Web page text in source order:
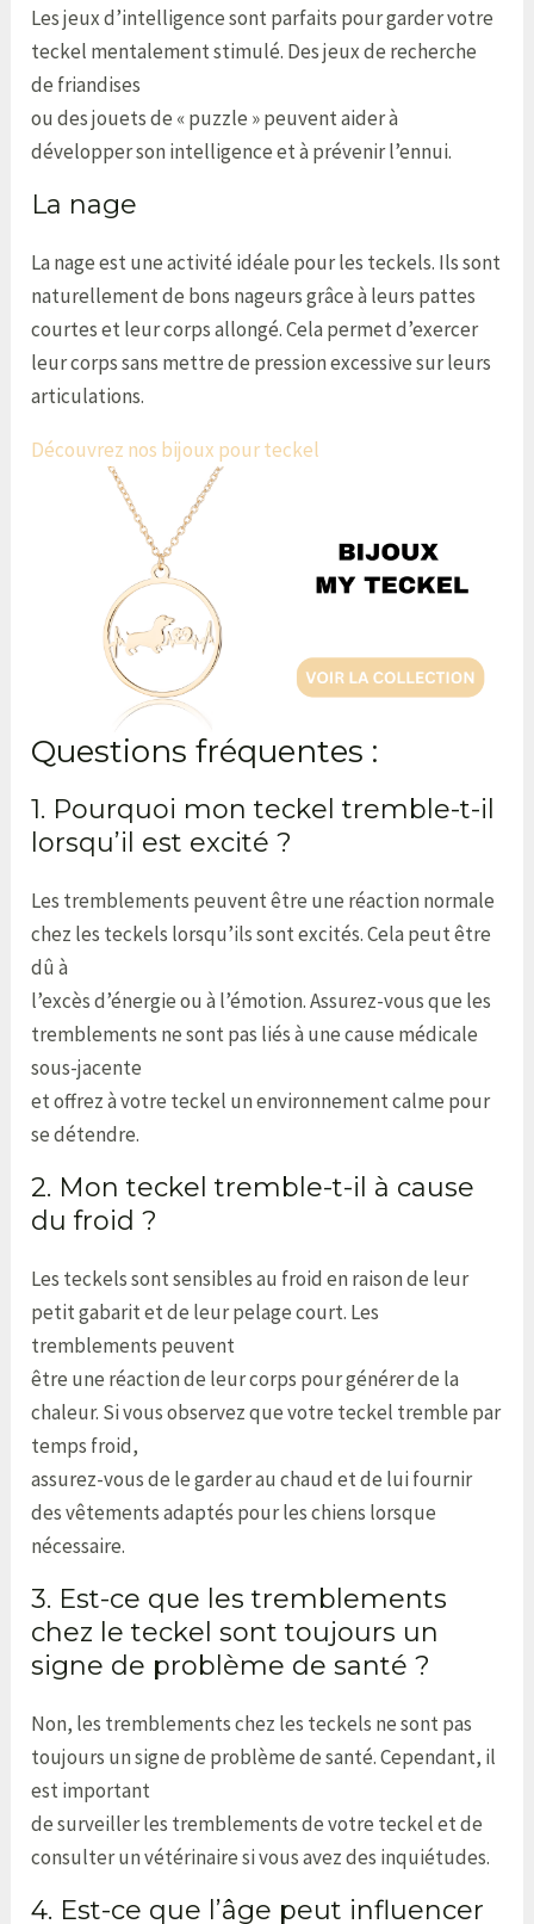
Les jeux d’intelligence sont parfaits pour garder votre
teckel mentalement stimulé. Des jeux de recherche
de friandises
ou des jouets de « puzzle » peuvent aider à
développer son intelligence et à prévenir l’ennui.
La nage
La nage est une activité idéale pour les teckels. Ils sont
naturellement de bons nageurs grâce à leurs pattes
courtes et leur corps allongé. Cela permet d’exercer
leur corps sans mettre de pression excessive sur leurs
articulations.
Découvrez nos bijoux pour teckel
Questions fréquentes :
1. Pourquoi mon teckel tremble-t-il
lorsqu’il est excité ?
Les tremblements peuvent être une réaction normale
chez les teckels lorsqu’ils sont excités. Cela peut être
dû à
l’excès d’énergie ou à l’émotion. Assurez-vous que les
tremblements ne sont pas liés à une cause médicale
sous-jacente
et offrez à votre teckel un environnement calme pour
se détendre.
2. Mon teckel tremble-t-il à cause
du froid ?
Les teckels sont sensibles au froid en raison de leur
petit gabarit et de leur pelage court. Les
tremblements peuvent
être une réaction de leur corps pour générer de la
chaleur. Si vous observez que votre teckel tremble par
temps froid,
assurez-vous de le garder au chaud et de lui fournir
des vêtements adaptés pour les chiens lorsque
nécessaire.
3. Est-ce que les tremblements
chez le teckel sont toujours un
signe de problème de santé ?
Non, les tremblements chez les teckels ne sont pas
toujours un signe de problème de santé. Cependant, il
est important
de surveiller les tremblements de votre teckel et de
consulter un vétérinaire si vous avez des inquiétudes.
4. Est-ce que l’âge peut influencer